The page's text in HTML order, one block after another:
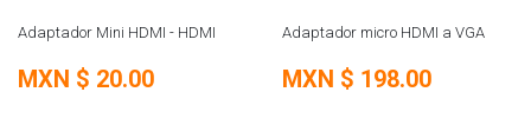
Adaptador Mini HDMI - HDMI
MXN $ 20.00
Adaptador micro HDMI a VGA
MXN $ 198.00